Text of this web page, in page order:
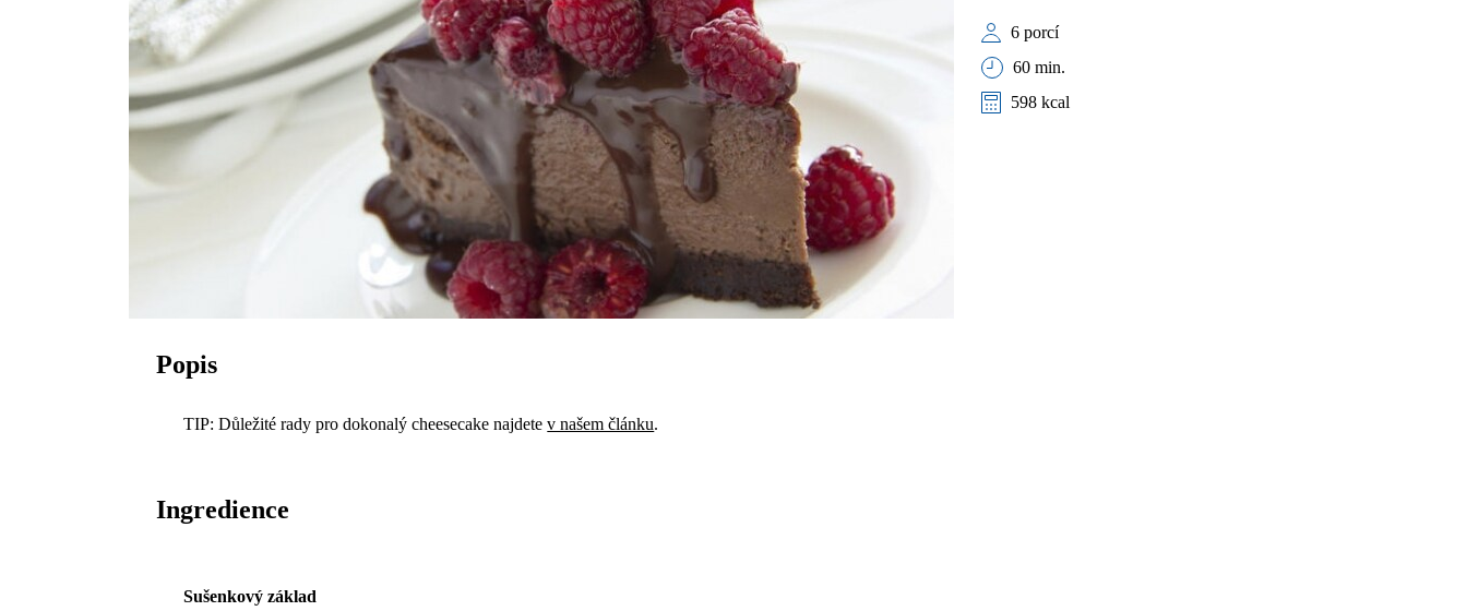
6 porcí
60 min.
598 kcal
Popis
TIP: Důležité rady pro dokonalý cheesecake najdetev našem článku.
Ingredience
Sušenkový základ